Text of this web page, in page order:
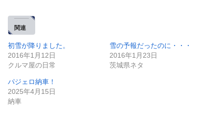
関連
初雪が降りました。
2016年1月12日
クルマ屋の日常
雪の予報だったのに・・・
2016年1月23日
茨城県ネタ
パジェロ納車！
2025年4月15日
納車